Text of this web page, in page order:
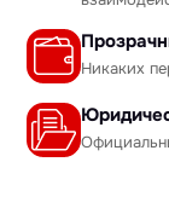
Никаких